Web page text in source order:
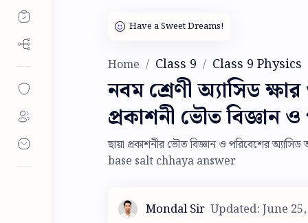
Home Class 9 Class 9 Physics
নবম শ্রেণী অ্যাসিড
প্রকাশনী ভৌত
ছায়া প্রকাশনীর ভৌত বিজ্ঞান ও পরিবেশের
base salt chhaya answer